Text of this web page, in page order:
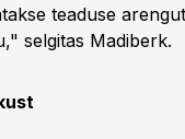
teaduse
selgitas Madiberk.